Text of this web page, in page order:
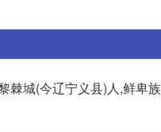
城(今辽宁义县)人,鲜卑